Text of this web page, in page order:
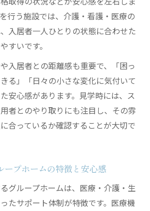
アが手厚いグループホームの魅力
きる総合ケアの暮らしガイド
ホーム選びで家族が重視する点と
で叶う本人と家族の満足な暮らし
確認したい家族向けサポート内容
安を解消する情報収集のコツ
担を軽減できる総合ケアの工夫
行う施設では、介護・看護・医療の
入居者一人ひとりの状態に合わせた
すいです。
入居者との距離感も重要で、「困っ
る」「日々の小さな変化に気付いて
安心感があります。見学時には、ス
者とのやり取りにも注目し、その雰
合っているか確認することが大切で
ープホームの特徴と安心感
グループホームは、医療・介護・生
たサポート体制が特徴です。医療機